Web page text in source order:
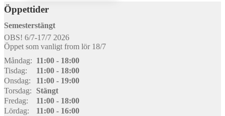
Öppettider
Semesterstängt
OBS! 6/7-17/7 2026
Öppet som vanligt from lör 18/7
Måndag: 11:00 - 18:00
Tisdag:
11:00 - 18:00
Onsdag:
11:00 - 19:00
Torsdag:
Stängt
Fredag:
11:00 - 18:00
Lördag:
11:00 - 16:00